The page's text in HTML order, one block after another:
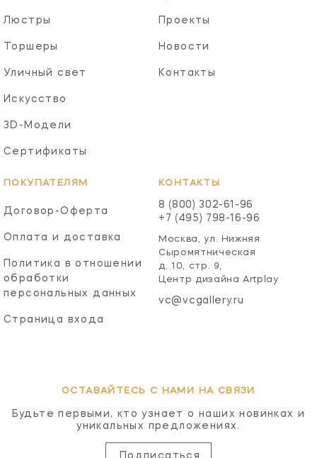
Люстры
Торшеры
Уличный свет
Искусство
3D-Модели
Сертификаты
Проекты
Новости
Контакты
ПОКУПАТЕЛЯМ
Договор-Оферта
Оплата и доставка
Политика в отношении
обработки
персональных данных
Страница входа
КОНТАКТЫ
8 (800) 302-61-96
+7 (495) 798-16-96
Москва, ул. Нижняя
Сыромятническая
д. 10, стр. 9,
Центр дизайна Artplay
vc@vcgallery.ru
ОСТАВАЙТЕСЬ С НАМИ НА СВЯЗИ
Будьте первыми, кто узнает о наших новинках и
уникальных предложениях.
Подписаться